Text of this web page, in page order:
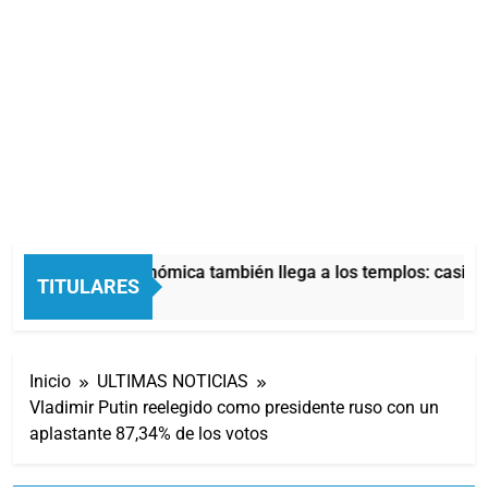
TITULARES
La crisis económica también llega a los templos: casi
9 Horas Atrás
Inicio
ULTIMAS NOTICIAS
Vladimir Putin reelegido como presidente ruso con un
aplastante 87,34% de los votos